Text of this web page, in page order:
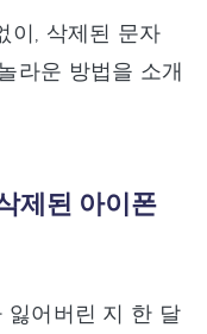
이, 삭제된 문자
라운 방법을 소개
제된 아이폰
잃어버린 지 한 달